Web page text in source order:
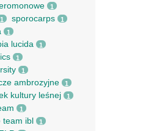
1
1 sporocarps 1
1
lucida 1
1
1
ambrozyjne 1
kultury leśnej 1
1
team ibl 1